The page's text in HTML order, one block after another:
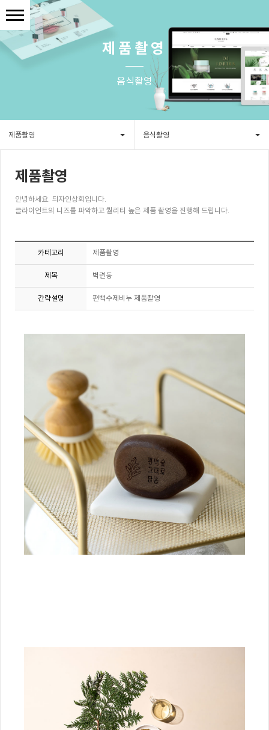
제품촬영
음식촬영
제품촬영 음식촬영
제품촬영
안녕하세요. 듸자인상회입니다.
클라이언트의 니즈를 파악하고 퀄리티 높은 제품 촬영을 진행해 드립니다.
카테고리 제품촬영
제목 벽련동
간략설명 편백수제비누 제품촬영